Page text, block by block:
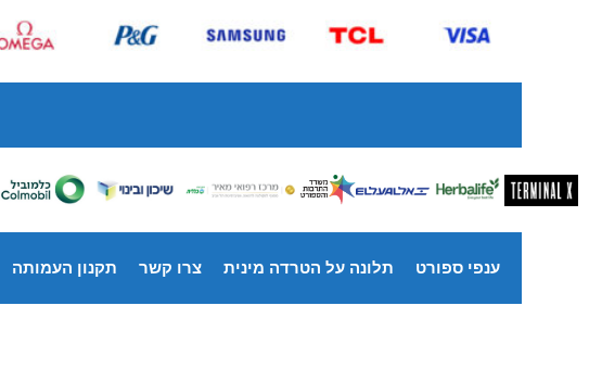
ענפי ספורט תלונה על הטרדה מינית צרו קשר תקנון העמותה